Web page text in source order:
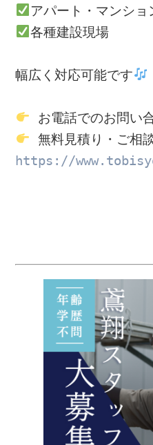
各種建設現場
幅広く対応可能です
https://